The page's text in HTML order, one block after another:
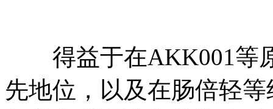
得益于在AKK001等
先地位，以及在肠倍轻